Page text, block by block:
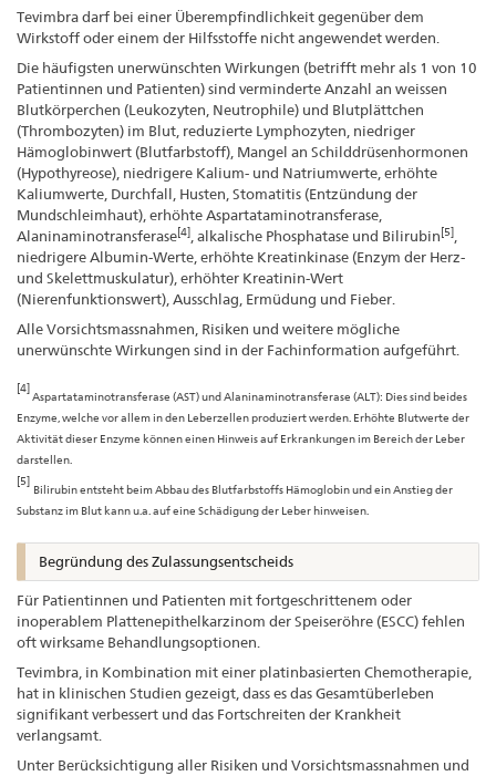
Tevimbra darf bei einer Überempfindlichkeit gegenüber dem
Wirkstoff oder einem der Hilfsstoffe nicht angewendet werden.
Die häufigsten unerwünschten Wirkungen (betrifft mehr als 1 von 10
Patientinnen und Patienten) sind verminderte Anzahl an weissen
Blutkörperchen (Leukozyten, Neutrophile) und Blutplättchen
(Thrombozyten) im Blut, reduzierte Lymphozyten, niedriger
Hämoglobinwert (Blutfarbstoff), Mangel an Schilddrüsenhormonen
(Hypothyreose), niedrigere Kalium- und Natriumwerte, erhöhte
Kaliumwerte, Durchfall, Husten, Stomatitis (Entzündung der
Mundschleimhaut), erhöhte Aspartataminotransferase,
Alaninaminotransferase[4] , alkalische Phosphatase und Bilirubin[5]
niedrigere Albumin-Werte, erhöhte Kreatinkinase (Enzym der Herz-
und Skelettmuskulatur), erhöhter Kreatinin-Wert
(Nierenfunktionswert), Ausschlag, Ermüdung und Fieber.
Alle Vorsichtsmassnahmen, Risiken und weitere mögliche
unerwünschte Wirkungen sind in der Fachinformation aufgeführt.
[4]
Aspartataminotransferase (AST) und Alaninaminotransferase (ALT): Dies sind beides
Enzyme, welche vor allem in den Leberzellen produziert werden. Erhöhte Blutwerte der
Aktivität dieser Enzyme können einen Hinweis auf Erkrankungen im Bereich der Leber
darstellen.
[5]
Bilirubin entsteht beim Abbau des Blutfarbstoffs Hämoglobin und ein Anstieg der
Substanz im Blut kann u.a. auf eine Schädigung der Leber hinweisen.
Begründung des Zulassungsentscheids
Für Patientinnen und Patienten mit fortgeschrittenem oder
inoperablem Plattenepithelkarzinom der Speiseröhre (ESCC) fehlen
oft wirksame Behandlungsoptionen.
Tevimbra, in Kombination mit einer platinbasierten Chemotherapie,
hat in klinischen Studien gezeigt, dass es das Gesamtüberleben
signifikant verbessert und das Fortschreiten der Krankheit
verlangsamt.
Unter Berücksichtigung aller Risiken und Vorsichtsmassnahmen und